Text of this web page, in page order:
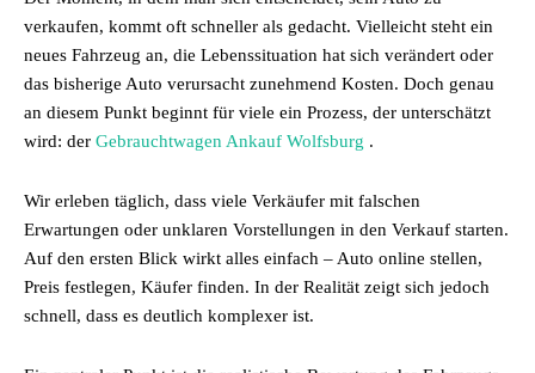
verkaufen, kommt oft schneller als gedacht. Vielleicht steht ein
neues Fahrzeug an, die Lebenssituation hat sich verändert oder
das bisherige Auto verursacht zunehmend Kosten. Doch genau
an diesem Punkt beginnt für viele ein Prozess, der unterschätzt
wird: der Gebrauchtwagen Ankauf Wolfsburg .
Wir erleben täglich, dass viele Verkäufer mit falschen
Erwartungen oder unklaren Vorstellungen in den Verkauf starten.
Auf den ersten Blick wirkt alles einfach – Auto online stellen,
Preis festlegen, Käufer finden. In der Realität zeigt sich jedoch
schnell, dass es deutlich komplexer ist.